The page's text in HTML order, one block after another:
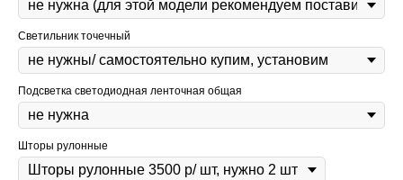
Светильник точечный
Подсветка светодиодная ленточная общая
Шторы рулонные